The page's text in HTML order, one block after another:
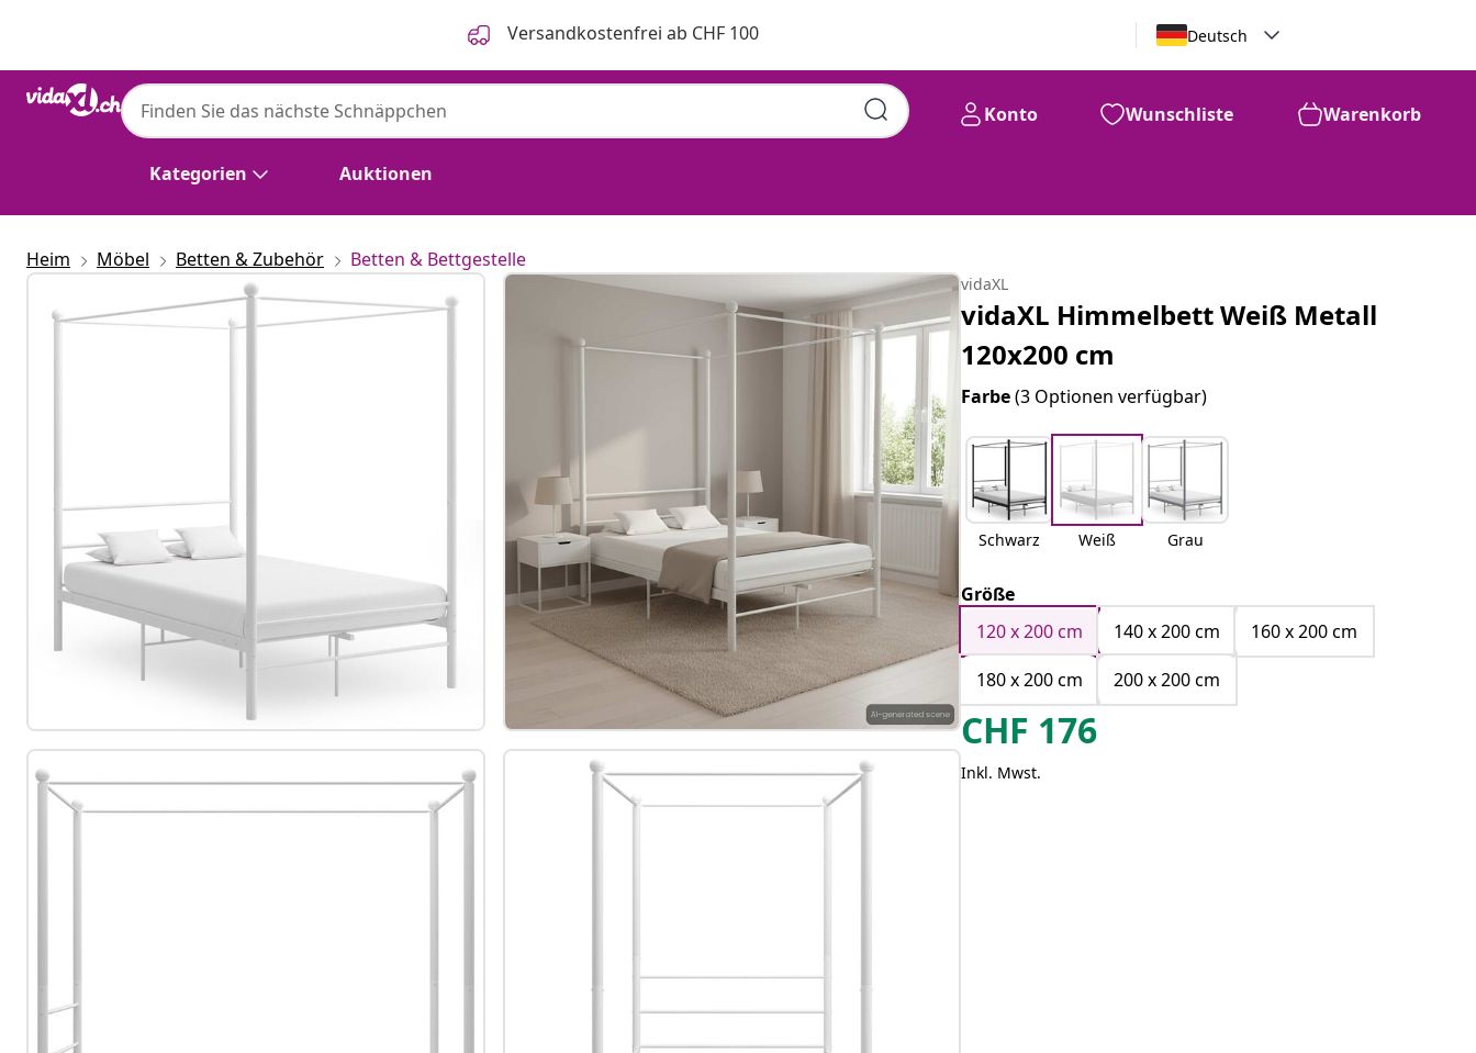
Versandkostenfrei ab CHF 100 Deutsch
Kategorien Auktionen
Konto Wunschliste Warenkorb
Heim Möbel Betten & Zubehör Betten & Bettgestelle
vidaXL
vidaXL Himmelbett Weiß Metall
120x200 cm
Farbe(3 Optionen verfügbar)
Schwarz Weiß Grau
Größe
120 x 200 cm
140 x 200 cm
160 x 200 cm
180 x 200 cm
200 x 200 cm
CHF 176
Inkl. Mwst.